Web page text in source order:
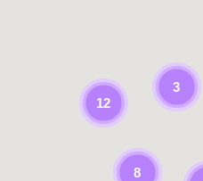
12
8
3